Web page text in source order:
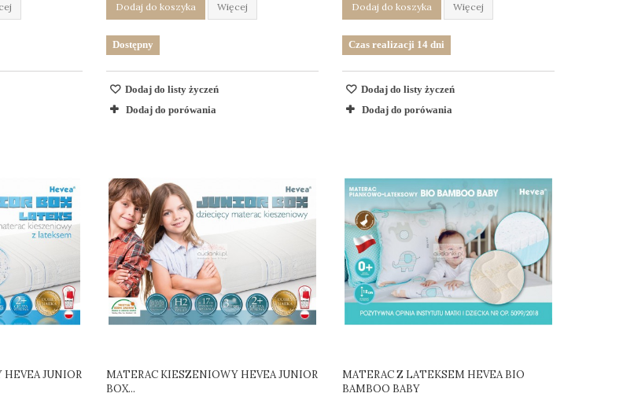
Dodaj do koszyka Więcej
Dostępny
Dodaj do listy życzeń
Dodaj do porówania
Dodaj do koszyka Więcej
Czas realizacji 14 dni
Dodaj do listy życzeń
Dodaj do porówania
JUNIOR
MATERAC KIESZENIOWY HEVEA JUNIOR
BOX...
MATERAC Z LATEKSEM HEVEA BIO
BAMBOO BABY